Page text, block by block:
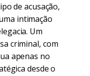
de acusação,
intimação
Um
criminal, com
apenas no
desde o